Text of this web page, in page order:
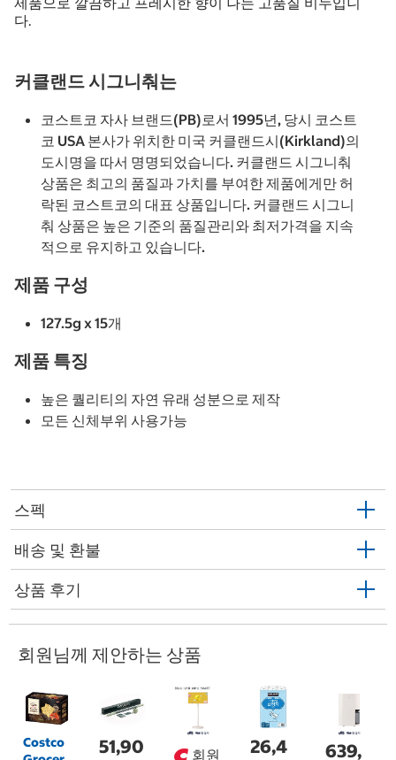
다.
커클랜드 시그니춰는
코스트코 자사 브랜드(PB)로서 1995년, 당시 코스트
코 USA 본사가 위치한 미국 커클랜드시(Kirkland)의
도시명을 따서 명명되었습니다. 커클랜드 시그니춰
상품은 최고의 품질과 가치를 부여한 제품에게만 허
락된 코스트코의 대표 상품입니다. 커클랜드 시그니
춰 상품은 높은 기준의 품질관리와 최저가격을 지속
적으로 유지하고 있습니다.
제품 구성
127.5g x 15개
제품 특징
높은 퀄리티의 자연 유래 성분으로 제작
모든 신체부위 사용가능
스펙
배송 및 환불
상품 후기
회원님께 제안하는 상품
Costco
51,90
회원
26,4
639,